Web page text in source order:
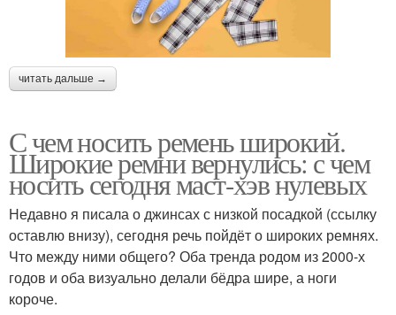
читать дальше →
С чем носить ремень широкий.
Широкие ремни вернулись: с чем
носить сегодня маст-хэв нулевых
Недавно я писала о джинсах с низкой посадкой (ссылку
оставлю внизу), сегодня речь пойдёт о широких ремнях.
Что между ними общего? Оба тренда родом из 2000-х
годов и оба визуально делали бёдра шире, а ноги
короче.